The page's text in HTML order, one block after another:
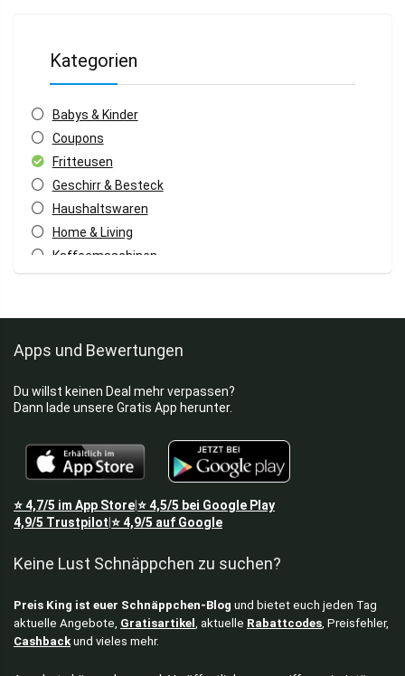
Kategorien
Babys & Kinder
Coupons
Fritteusen
Geschirr & Besteck
Haushaltswaren
Home & Living
Kaffeemaschinen
Stühle
Alle Kategorien
Apps und Bewertungen
Du willst keinen Deal mehr verpassen?
Dann lade unsere Gratis App herunter.
⭐4,7/5 im App Store⭐4,5/5 bei Google Play
4,9/5 Trustpilot ⭐4,9/5 auf Google
Keine Lust Schnäppchen zu suchen?
Preis King ist euer Schnäppchen-Blog und bietet euch jeden Tag
aktuelle Angebote, Gratisartikel , aktuelle Rabattcodes , Preisfehler,
Cashback und vieles mehr.